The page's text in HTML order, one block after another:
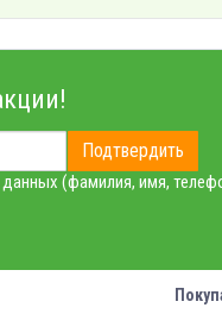
Подтвердить
(фамилия, имя,